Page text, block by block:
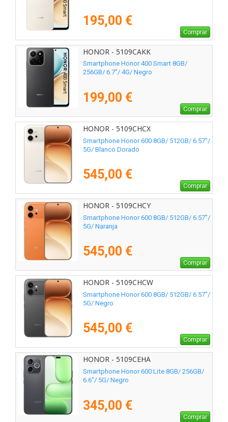
195,00 €
Comprar
HONOR - 5109CAKK
Smartphone Honor 400 Smart 8GB/
256GB/ 6.7"/ 4G/ Negro
199,00 €
Comprar
HONOR - 5109CHCX
Smartphone Honor 600 8GB/ 512GB/ 6.57"/
5G/ Blanco Dorado
545,00 €
Comprar
HONOR - 5109CHCY
Smartphone Honor 600 8GB/ 512GB/ 6.57"/
5G/ Naranja
545,00 €
Comprar
HONOR - 5109CHCW
Smartphone Honor 600 8GB/ 512GB/ 6.57"/
5G/ Negro
545,00 €
Comprar
HONOR - 5109CEHA
Smartphone Honor 600 Lite 8GB/ 256GB/
6.6"/ 5G/ Negro
345,00 €
Comprar